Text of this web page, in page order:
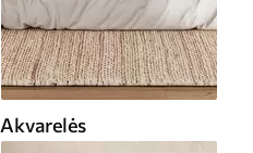
Akvarelės